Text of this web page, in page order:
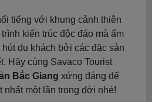
tiếng với khung cảnh thiên
kiến trúc độc đáo mà ẩm
du khách bởi các đặc sản
Hãy cùng Savaco Tourist
Bắc Giang xứng đáng để
một lần trong đời nhé!